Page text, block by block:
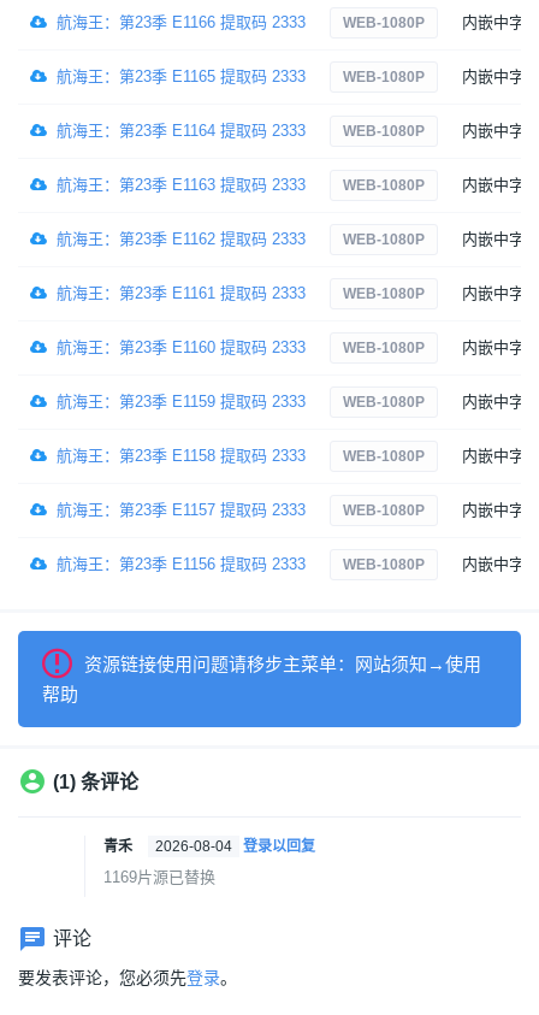
航海王：第23季 E1166 提取码 2333 WEB-1080P 内嵌中字
航海王：第23季 E1165 提取码 2333 WEB-1080P 内嵌中字
航海王：第23季 E1164 提取码 2333 WEB-1080P 内嵌中字
航海王：第23季 E1163 提取码 2333 WEB-1080P 内嵌中字
航海王：第23季 E1162 提取码 2333 WEB-1080P 内嵌中字
航海王：第23季 E1161 提取码 2333 WEB-1080P 内嵌中字
航海王：第23季 E1160 提取码 2333 WEB-1080P 内嵌中字
航海王：第23季 E1159 提取码 2333 WEB-1080P 内嵌中字
航海王：第23季 E1158 提取码 2333 WEB-1080P 内嵌中字
航海王：第23季 E1157 提取码 2333 WEB-1080P 内嵌中字
航海王：第23季 E1156 提取码 2333 WEB-1080P 内嵌中字
资源链接使用问题请移步主菜单：网站须知→使用
帮助
(1) 条评论
青禾 2026-08-04 登录以回复
1169片源已替换
评论
要发表评论，您必须先登录。